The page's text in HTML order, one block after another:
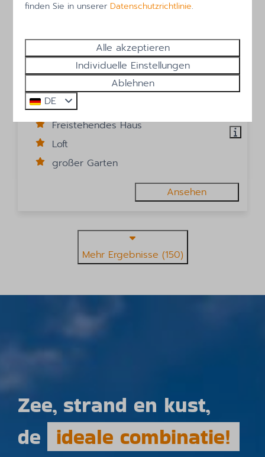
360 €
Duinland 50
4
2
Freistehendes Haus
Loft
großer Garten
Ansehen
Mehr Ergebnisse (150)
Zee, strand en kust,
de ideale combinatie!
finden Sie in unserer Datenschutzrichtlinie.
Alle akzeptieren
Individuelle Einstellungen
Ablehnen
DE